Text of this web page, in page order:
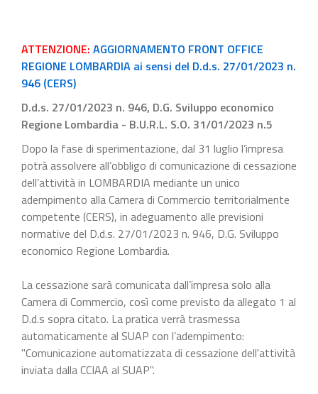
ATTENZIONE: AGGIORNAMENTO FRONT OFFICE
REGIONE LOMBARDIA ai sensi del D.d.s. 27/01/2023 n.
946 (CERS)
D.d.s. 27/01/2023 n. 946, D.G. Sviluppo economico
Regione Lombardia - B.U.R.L. S.O. 31/01/2023 n.5
Dopo la fase di sperimentazione, dal 31 luglio l’impresa
potrà assolvere all’obbligo di comunicazione di cessazione
dell’attività in LOMBARDIA mediante un unico
adempimento alla Camera di Commercio territorialmente
competente (CERS), in adeguamento alle previsioni
normative del D.d.s. 27/01/2023 n. 946, D.G. Sviluppo
economico Regione Lombardia.
La cessazione sarà comunicata dall’impresa solo alla
Camera di Commercio, così come previsto da allegato 1 al
D.d.s sopra citato. La pratica verrà trasmessa
automaticamente al SUAP con l’adempimento:
"Comunicazione automatizzata di cessazione dell'attività
inviata dalla CCIAA al SUAP".